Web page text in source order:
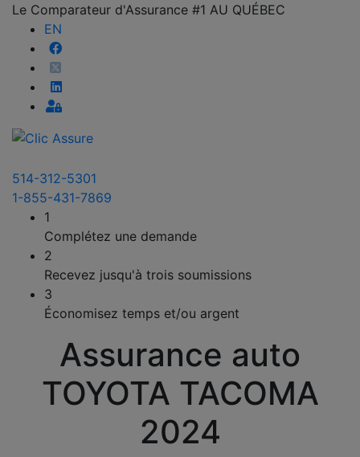
Le Comparateur d'Assurance #1 AU QUÉBEC
EN
514-312-5301
1-855-431-7869
1
Complétez une demande
2
Recevez jusqu'à trois soumissions
3
Économisez temps et/ou argent
Assurance auto
TOYOTA TACOMA
2024